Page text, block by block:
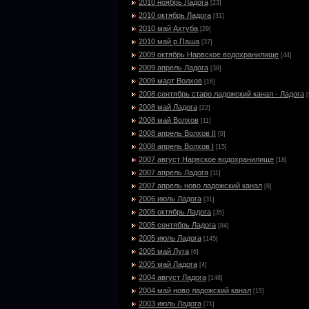
2010 ноябрь Ладога [23]
2010 октябрь Ладога [31]
2010 май Ахтуба [29]
2010 май р.Паша [37]
2009 октябрь Нарвское водохранилище [44]
2009 апрель Ладога [39]
2009 март Волхов [16]
2008 сентябрь старо ладожский канал - Ладога
2008 май Ладога [22]
2008 май Волхов [11]
2008 апрель Волхов II [9]
2008 апрель Волхов I [15]
2007 август Нарвское водохранилище [18]
2007 апрель Ладога [11]
2007 апрель ново ладожский канал [8]
2006 июль Ладога [31]
2005 октябрь Ладога [35]
2005 сентябрь Ладога [84]
2005 июль Ладога [145]
2005 май Луга [6]
2005 май Ладога [4]
2004 август Ладога [146]
2004 май ново ладожский канал [15]
2003 июль Ладога [71]